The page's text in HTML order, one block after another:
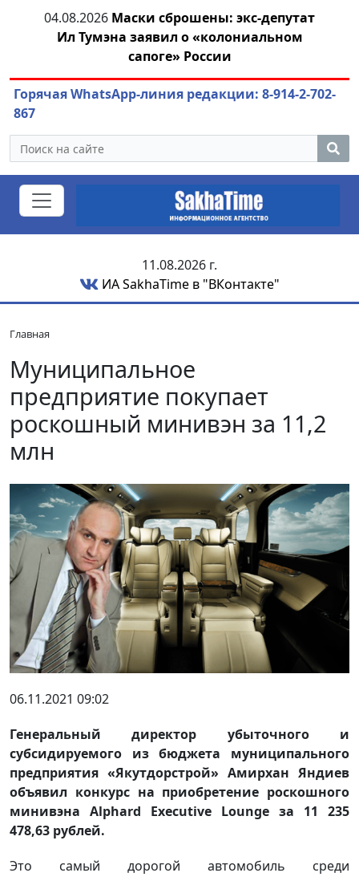
04.08.2026 Маринычев у Путина: смотрины
или антикризисный разбор?
Горячая WhatsApp-линия редакции: 8-914-2-702-
867
11.08.2026 г.
ИА SakhaTime в "ВКонтакте"
Главная
Муниципальное
предприятие покупает
роскошный минивэн за 11,2
млн
06.11.2021 09:02
Генеральный директор убыточного и
субсидируемого из бюджета муниципального
предприятия «Якутдорстрой» Амирхан Яндиев
объявил конкурс на приобретение роскошного
минивэна Alphard Executive Lounge за 11 235
478,63 рублей.
Это самый дорогой автомобиль среди